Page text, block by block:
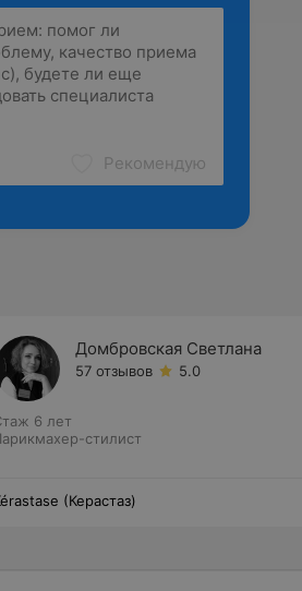
Рекомендую
Домбровская Светлана
57 отзывов 5.0
6 лет
стилист
(Керастаз)